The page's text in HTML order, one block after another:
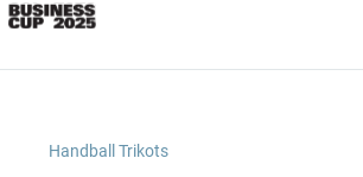
Handball Trikots